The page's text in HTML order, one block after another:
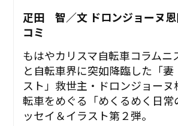
疋田 智／文 ドロンジョーヌ恩
コミ
もはやカリスマ自転車コラムニ
と自転車界に突如降臨した「妻
スト」救世主・ドロンジョーヌ
転車をめぐる「めくるめく日常
ッセイ＆イラスト第２弾。